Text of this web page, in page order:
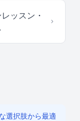
ッスン・
選択肢から最適